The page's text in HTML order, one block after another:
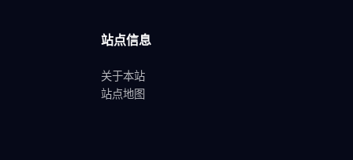
站点信息
关于本站
站点地图